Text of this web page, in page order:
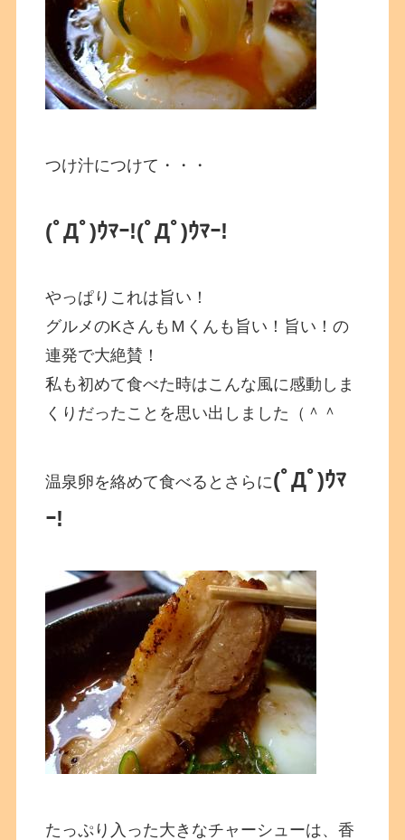
つけ汁につけて・・・
(ﾟДﾟ)ｳﾏｰ!(ﾟДﾟ)ｳﾏｰ!
やっぱりこれは旨い！
グルメのKさんもＭくんも旨い！旨い！の
連発で大絶賛！
私も初めて食べた時はこんな風に感動しま
くりだったことを思い出しました（＾＾
温泉卵を絡めて食べるとさらに(ﾟДﾟ)ｳﾏ
ｰ!
たっぷり入った大きなチャーシューは、香